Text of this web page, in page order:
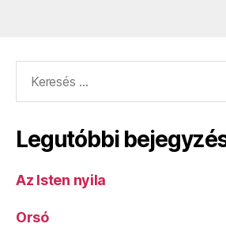
Legutóbbi
Az Isten nyila
Orsó